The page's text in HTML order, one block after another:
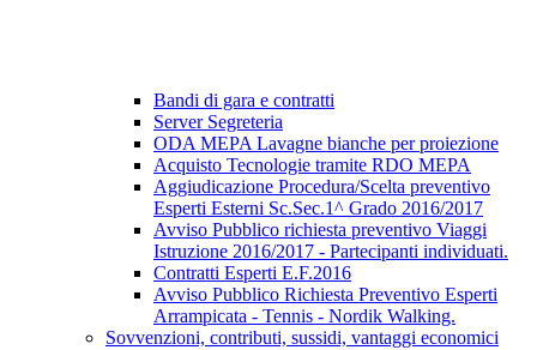
Bandi di gara e contratti
Server Segreteria
ODA MEPA Lavagne bianche per proiezione
Acquisto Tecnologie tramite RDO MEPA
Aggiudicazione Procedura/Scelta preventivo
Esperti Esterni Sc.Sec.1^ Grado 2016/2017
Avviso Pubblico richiesta preventivo Viaggi
Istruzione 2016/2017 - Partecipanti individuati.
Contratti Esperti E.F.2016
Avviso Pubblico Richiesta Preventivo Esperti
Arrampicata - Tennis - Nordik Walking.
Sovvenzioni, contributi, sussidi, vantaggi economici